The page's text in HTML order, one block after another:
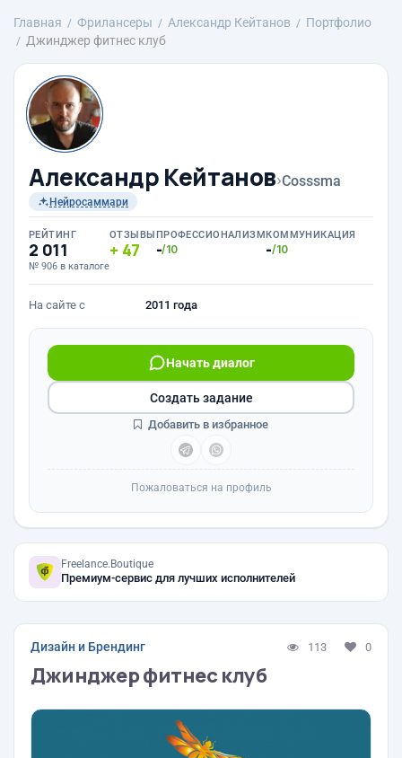
Главная Фрилансеры Александр Кейтанов
Портфолио
Джинджер фитнес клуб
Александр Кейтанов›Cosssma
Нейросаммари
РЕЙТИНГ
2 011
№ 906 в каталоге
ОТЗЫВЫ
47
ПРОФЕССИОНАЛИЗМ
-/10
КОММУНИКАЦИЯ
-/10
На сайте с 2011 года
Начать диалог
Создать задание
Добавить в избранное
Пожаловаться на профиль
Freelance.Boutique
Премиум-сервис для лучших исполнителей
Дизайн и Брендинг 113 0
Джинджер фитнес клуб